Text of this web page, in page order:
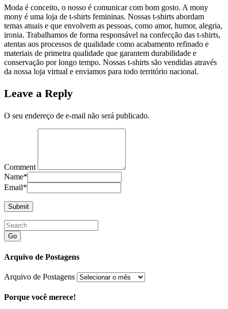
Moda é conceito, o nosso é comunicar com bom gosto. A mony
mony é uma loja de t-shirts femininas. Nossas t-shirts abordam
temas atuais e que envolvem as pessoas, como amor, humor, alegria,
ironia. Trabalhamos de forma responsável na confecção das t-shirts,
atentas aos processos de qualidade como acabamento refinado e
materiais de primeira qualidade que garantem durabilidade e
conservação por longo tempo. Nossas t-shirts são vendidas através
da nossa loja virtual e enviamos para todo território nacional.
Leave a Reply
O seu endereço de e-mail não será publicado.
Comment
Name*
Email*
Go
Arquivo de Postagens
Arquivo de Postagens
Porque você merece!